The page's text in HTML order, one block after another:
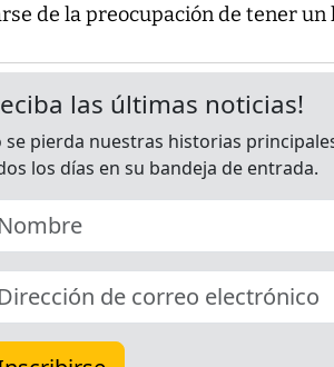
de la preocupación de tener un